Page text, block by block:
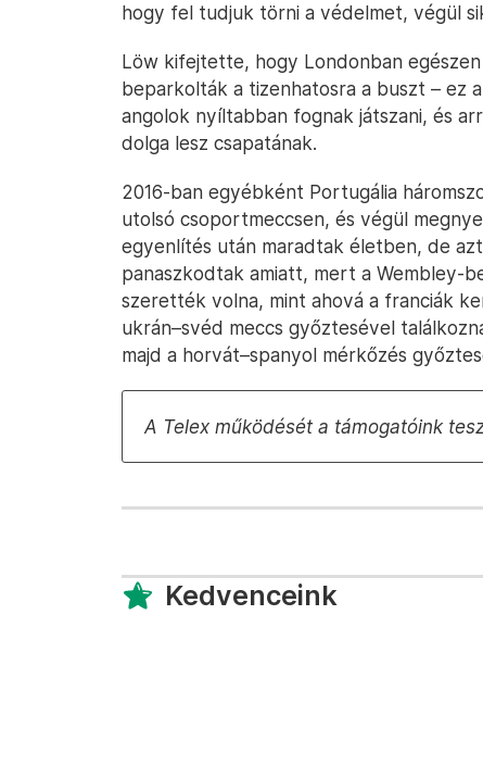
hogy fel tudjuk törni a védelmet, végül
Löw kifejtette, hogy Londonban
beparkolták a tizenhatosra a buszt – ez
angolok nyíltabban fognak játszani, és
dolga lesz csapatának.
2016-ban egyébként Portugália
utolsó csoportmeccsen, és végül
egyenlítés után maradtak életben, de
panaszkodtak amiatt, mert a Wembley-
szerették volna, mint ahová a franciák
ukrán–svéd meccs győztesével
majd a horvát–spanyol mérkőzés
A Telex működését a támogatóink
Kedvenceink